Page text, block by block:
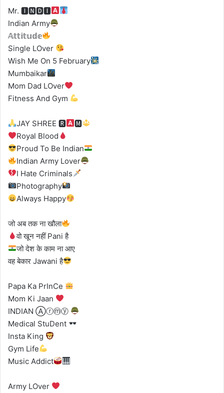
Mr. 🅸🅽🅳🅸
Indian Army
𝔸𝕥𝕥𝕚𝕥𝕦𝕕𝕖
Single LOver
Wish Me On 5 February
Mumbaikar
Mom Dad LOver
Fitness And Gym
JAY SHREE 🆁
🅼
Royal Blood
Proud To Be Indian
Indian Army Lover
I Hate Criminals
Photography
Always Happy
जो अब तक ना खौला
वो खून नहीं Pani है
जो देश के काम ना आए
वह बेकार Jawani है
Papa Ka PrInCe
Mom Ki Jaan
INDIAN Ⓐⓡⓜⓨ
Medical StuDent
Insta King
Gym Life
Music Addict
Army LOver